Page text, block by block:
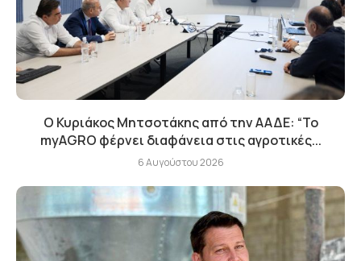
Ο Κυριάκος Μητσοτάκης από την ΑΑΔΕ: “Το
myAGRO φέρνει διαφάνεια στις αγροτικές...
6 Αυγούστου 2026